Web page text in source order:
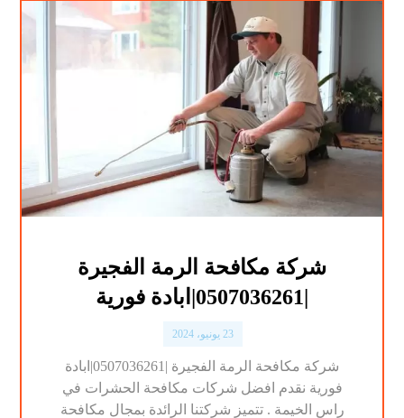
شركة مكافحة الرمة الفجيرة
|0507036261|ابادة فورية
23 يونيو، 2024
شركة مكافحة الرمة الفجيرة |0507036261|ابادة
فورية نقدم افضل شركات مكافحة الحشرات في
راس الخيمة . تتميز شركتنا الرائدة بمجال مكافحة